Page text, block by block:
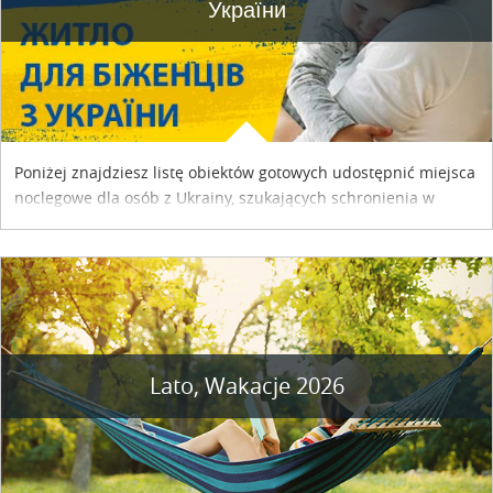
України
Poniżej znajdziesz listę obiektów gotowych udostępnić miejsca
noclegowe dla osób z Ukrainy, szukających schronienia w
Lato, Wakacje 2026